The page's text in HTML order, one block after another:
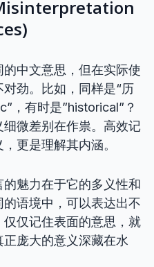
中文意思，但在实际使
劲。比如，同样是“历
，有时是”historical”？
微差别在作祟。高效记
更是理解其内涵。
的魅力在于它的多义性和
语境中，可以表达出不
仅记住表面的意思，就
庞大的意义深藏在水